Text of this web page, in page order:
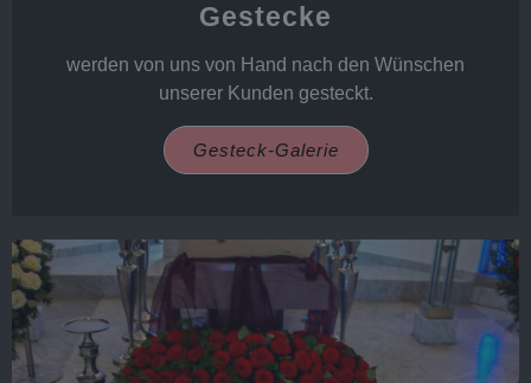
Gestecke
werden von uns von Hand nach den Wünschen
unserer Kunden gesteckt.
Gesteck-Galerie